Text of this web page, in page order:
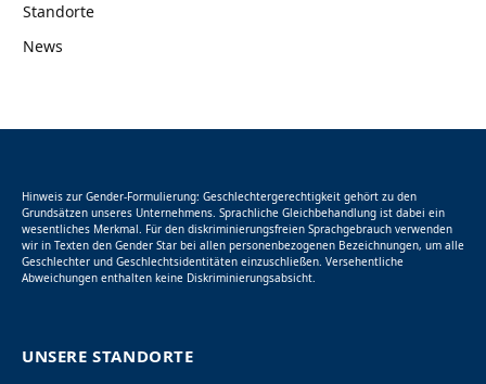
Standorte
News
Hinweis zur Gender-Formulierung: Geschlechtergerechtigkeit gehört zu den
Grundsätzen unseres Unternehmens. Sprachliche Gleichbehandlung ist dabei ein
wesentliches Merkmal. Für den diskriminierungsfreien Sprachgebrauch verwenden
wir in Texten den Gender Star bei allen personenbezogenen Bezeichnungen, um alle
Geschlechter und Geschlechtsidentitäten einzuschließen. Versehentliche
Abweichungen enthalten keine Diskriminierungsabsicht.
UNSERE STANDORTE